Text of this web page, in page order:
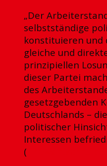
„Der
selbstständige
konstituieren und
gleiche und
prinzipiellen
dieser Partei
des
gesetzgebenden
Deutschlands –
politischer
Interessen
(